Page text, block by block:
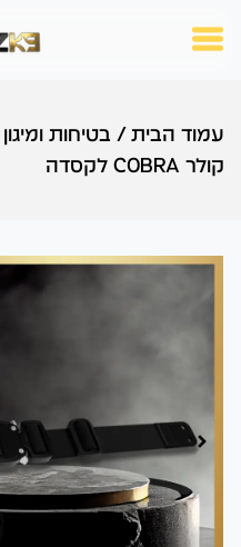
עמוד הבית / בטיחות ומיגון
קולר COBRA לקסדה